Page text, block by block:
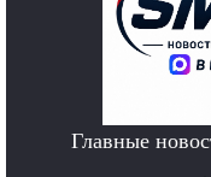
Главные